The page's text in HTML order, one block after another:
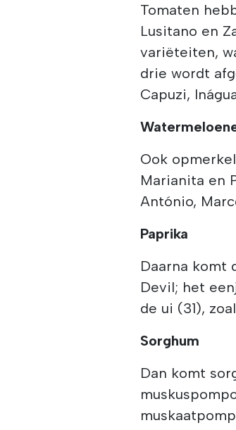
Tomaten
Lusitano en
variëteiten,
drie wordt
Capuzi,
Ook
Marianita en
António,
Paprika
Daarna komt
Devil; het
de ui (31),
Sorghum
Dan komt